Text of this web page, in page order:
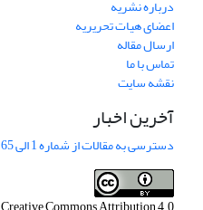
درباره نشریه
اعضای هیات تحریریه
ارسال مقاله
تماس با ما
نقشه سایت
آخرین اخبار
دسترسی به مقالات از شماره 1 الی 65 پژوهشهای جغرافیایی